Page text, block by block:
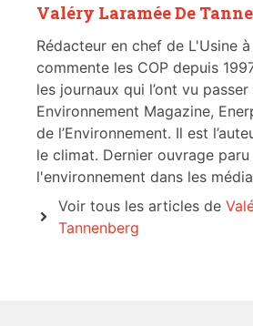
Valéry Laramée De
Rédacteur en chef de L'Usine
commente les COP depuis
les journaux qui l’ont vu
Environnement Magazine,
de l’Environnement. Il est
le climat. Dernier ouvrage
l'environnement dans les
Voir tous les articles de
Tannenberg